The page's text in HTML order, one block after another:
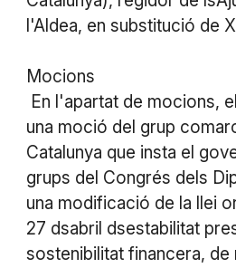
l'Aldea, en substitució de
Mocions
En l'apartat de mocions,
una moció del grup
Catalunya que insta el
grups del Congrés dels
una modificació de la llei
27 dsabril dsestabilitat
sostenibilitat financera, de